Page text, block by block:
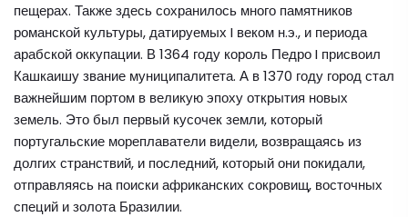
пещерах. Также здесь сохранилось много памятников
романской культуры, датируемых I веком н.э., и периода
арабской оккупации. В 1364 году король Педро I присвоил
Кашкаишу звание муниципалитета. А в 1370 году город стал
важнейшим портом в великую эпоху открытия новых
земель. Это был первый кусочек земли, который
португальские мореплаватели видели, возвращаясь из
долгих странствий, и последний, который они покидали,
отправляясь на поиски африканских сокровищ, восточных
специй и золота Бразилии.